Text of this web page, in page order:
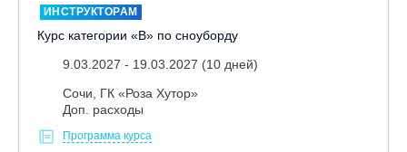
ИНСТРУКТОРАМ
Курс категории «В» по сноуборду
9.03.2027 - 19.03.2027 (10 дней)
Сочи, ГК «Роза Хутор»
Доп. расходы
Программа курса